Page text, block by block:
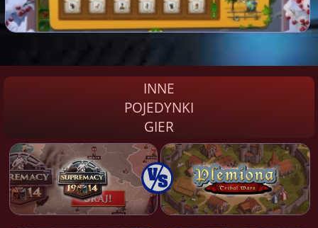
INNE
POJEDYNKI
GIER